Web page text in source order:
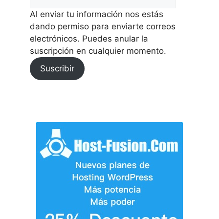
Al enviar tu información nos estás
dando permiso para enviarte correos
electrónicos. Puedes anular la
suscripción en cualquier momento.
Suscribir